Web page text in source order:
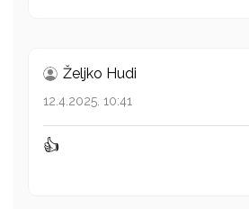
Željko Hudi
12.4.2025. 10:41
👍